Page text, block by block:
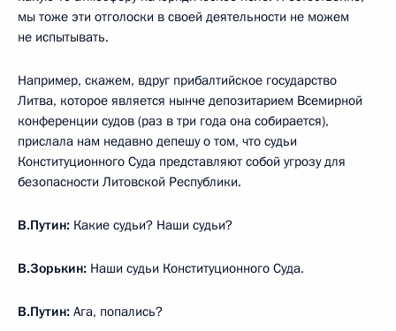
мы тоже эти отголоски в своей деятельности не можем
не испытывать.
Например, скажем, вдруг прибалтийское государство
Литва, которое является нынче депозитарием Всемирной
конференции судов (раз в три года она собирается),
прислала нам недавно депешу о том, что судьи
Конституционного Суда представляют собой угрозу для
безопасности Литовской Республики.
В.Путин: Какие судьи? Наши судьи?
В.Зорькин: Наши судьи Конституционного Суда.
В.Путин: Ага, попались?